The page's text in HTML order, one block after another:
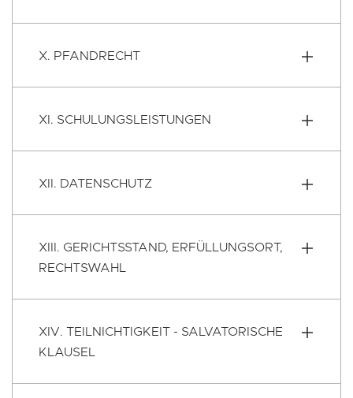
X. PFANDRECHT
XI. SCHULUNGSLEISTUNGEN
XII. DATENSCHUTZ
XIII. GERICHTSSTAND, ERFÜLLUNGSORT,
RECHTSWAHL
XIV. TEILNICHTIGKEIT - SALVATORISCHE
KLAUSEL